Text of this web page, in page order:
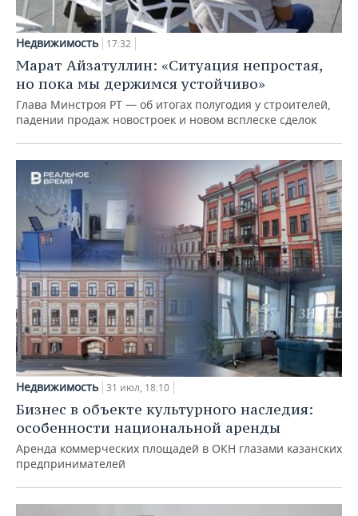
Недвижимость 17:32
Марат Айзатуллин: «Ситуация непростая,
но пока мы держимся устойчиво»
Глава Минстроя РТ — об итогах полугодия у строителей,
падении продаж новостроек и новом всплеске сделок
Недвижимость 31 июл, 18:10
Бизнес в объекте культурного наследия:
особенности национальной аренды
Аренда коммерческих площадей в ОКН глазами казанских
предпринимателей